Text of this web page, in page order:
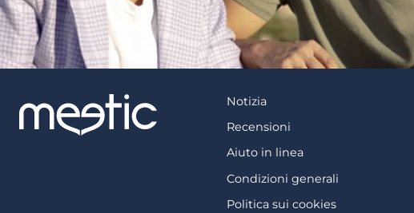
Notizia
Recensioni
Aiuto in linea
Condizioni generali
Politica sui cookies